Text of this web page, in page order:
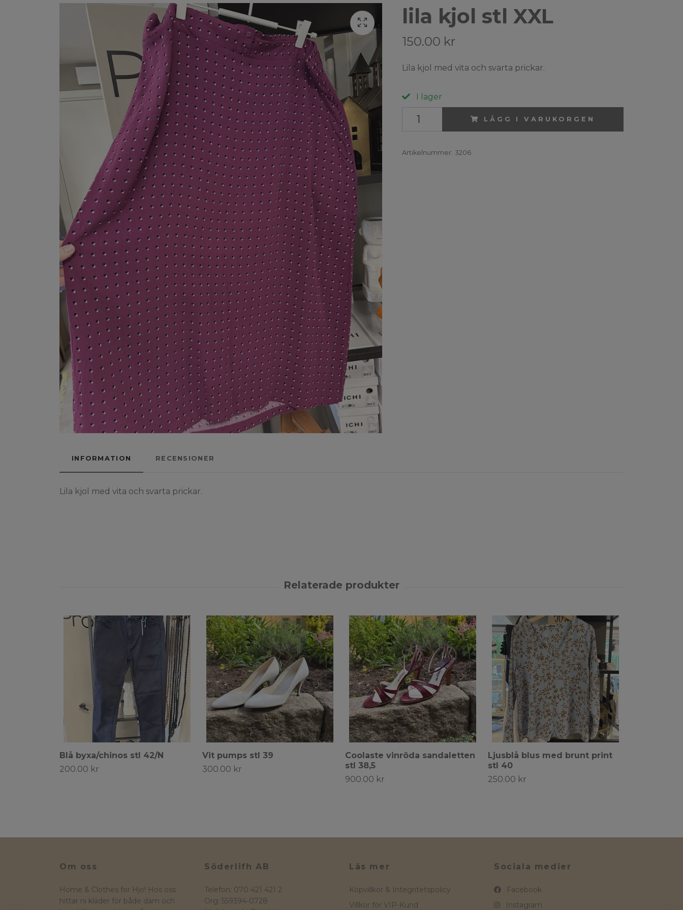
lila kjol stl XXL
150.00 kr
Lila kjol med vita och svarta prickar.
I lager
LÄGG I VARUKORGEN
Artikelnummer: 3206
INFORMATION RECENSIONER
Lila kjol med vita och svarta prickar.
Blå byxa/chinos stl 42/N
200.00 kr
Vit pumps stl 39
300.00 kr
Coolaste vinröda sandaletten
stl 38,5
900.00 kr
Ljusblå blus med brunt print
stl 40
250.00 kr
Om oss
Home & Clothes for Hjo! Hos oss
hittar ni kläder för både dam och
Söderlifh AB
Telefon: 070 421 421 2
Org: 559394-0728
Läs mer
Köpvillkor & Integritetspolicy
Villkor för VIP-Kund
Sociala medier
Facebook
Instagram